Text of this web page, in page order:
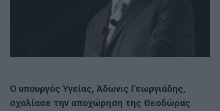
Ο υπουργός Υγείας, Άδωνις Γεωργιάδης,
σχολίασε την αποχώρηση της Θεοδώρας